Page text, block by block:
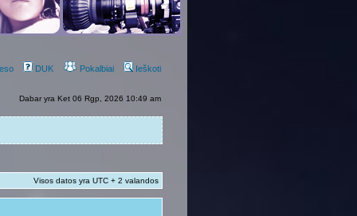
DUK Pokalbiai Ieškoti
Dabar yra Ket 06 Rgp, 2026 10:49 am
Visos datos yra UTC + 2 valandos